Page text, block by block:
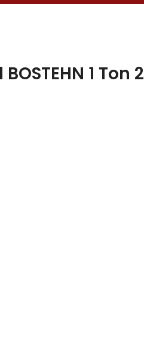
1 Ton 2